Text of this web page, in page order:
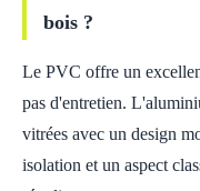
bois ?
Le PVC offre un
pas d'entretien.
vitrées avec un design
isolation et un aspect